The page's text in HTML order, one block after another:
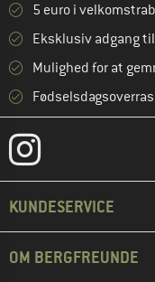
5 euro i
Eksklusiv adgang
Mulighed for at
KUNDESERVICE
OM BERGFREUNDE